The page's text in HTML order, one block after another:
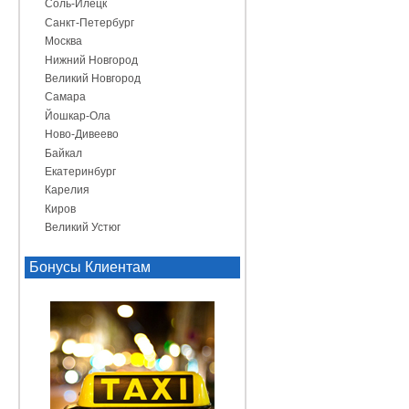
Соль-Илецк
Санкт-Петербург
Москва
Нижний Новгород
Великий Новгород
Самара
Йошкар-Ола
Ново-Дивеево
Байкал
Екатеринбург
Карелия
Киров
Великий Устюг
Бонусы Клиентам